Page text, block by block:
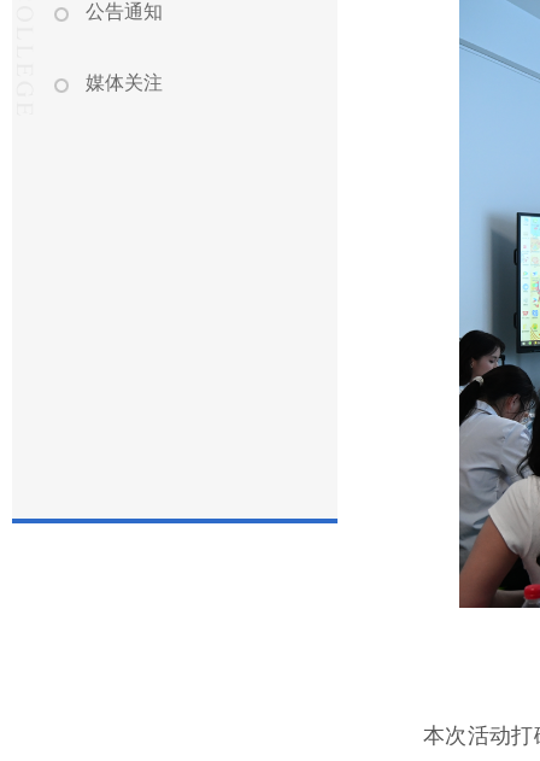
公告通知
媒体关注
本次活动打